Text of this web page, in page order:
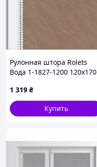
Рулонная штора Rolets
Вода 1-1827-1200 120x170
Коричневая
1 319 ₴
Купить